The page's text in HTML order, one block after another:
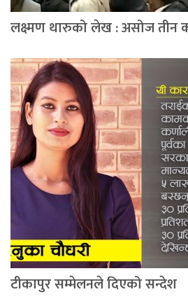
लक्ष्मण थारुको लेख : असोज तीन
टीकापुर सम्मेलनले दिएको सन्देश